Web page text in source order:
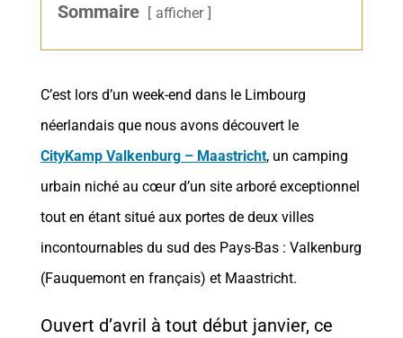
Sommaire afficher
C’est lors d’un week-end dans le Limbourg
néerlandais que nous avons découvert le
CityKamp Valkenburg – Maastricht, un camping
urbain niché au cœur d’un site arboré exceptionnel
tout en étant situé aux portes de deux villes
incontournables du sud des Pays-Bas : Valkenburg
(Fauquemont en français) et Maastricht.
Ouvert d’avril à tout début janvier, ce